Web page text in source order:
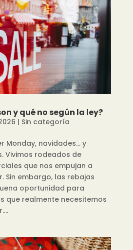
y qué no según la ley?
| Sin categoría
Monday, navidades… y
Vivimos rodeados de
que nos empujan a
Sin embargo, las rebajas
oportunidad para
que realmente necesitemos